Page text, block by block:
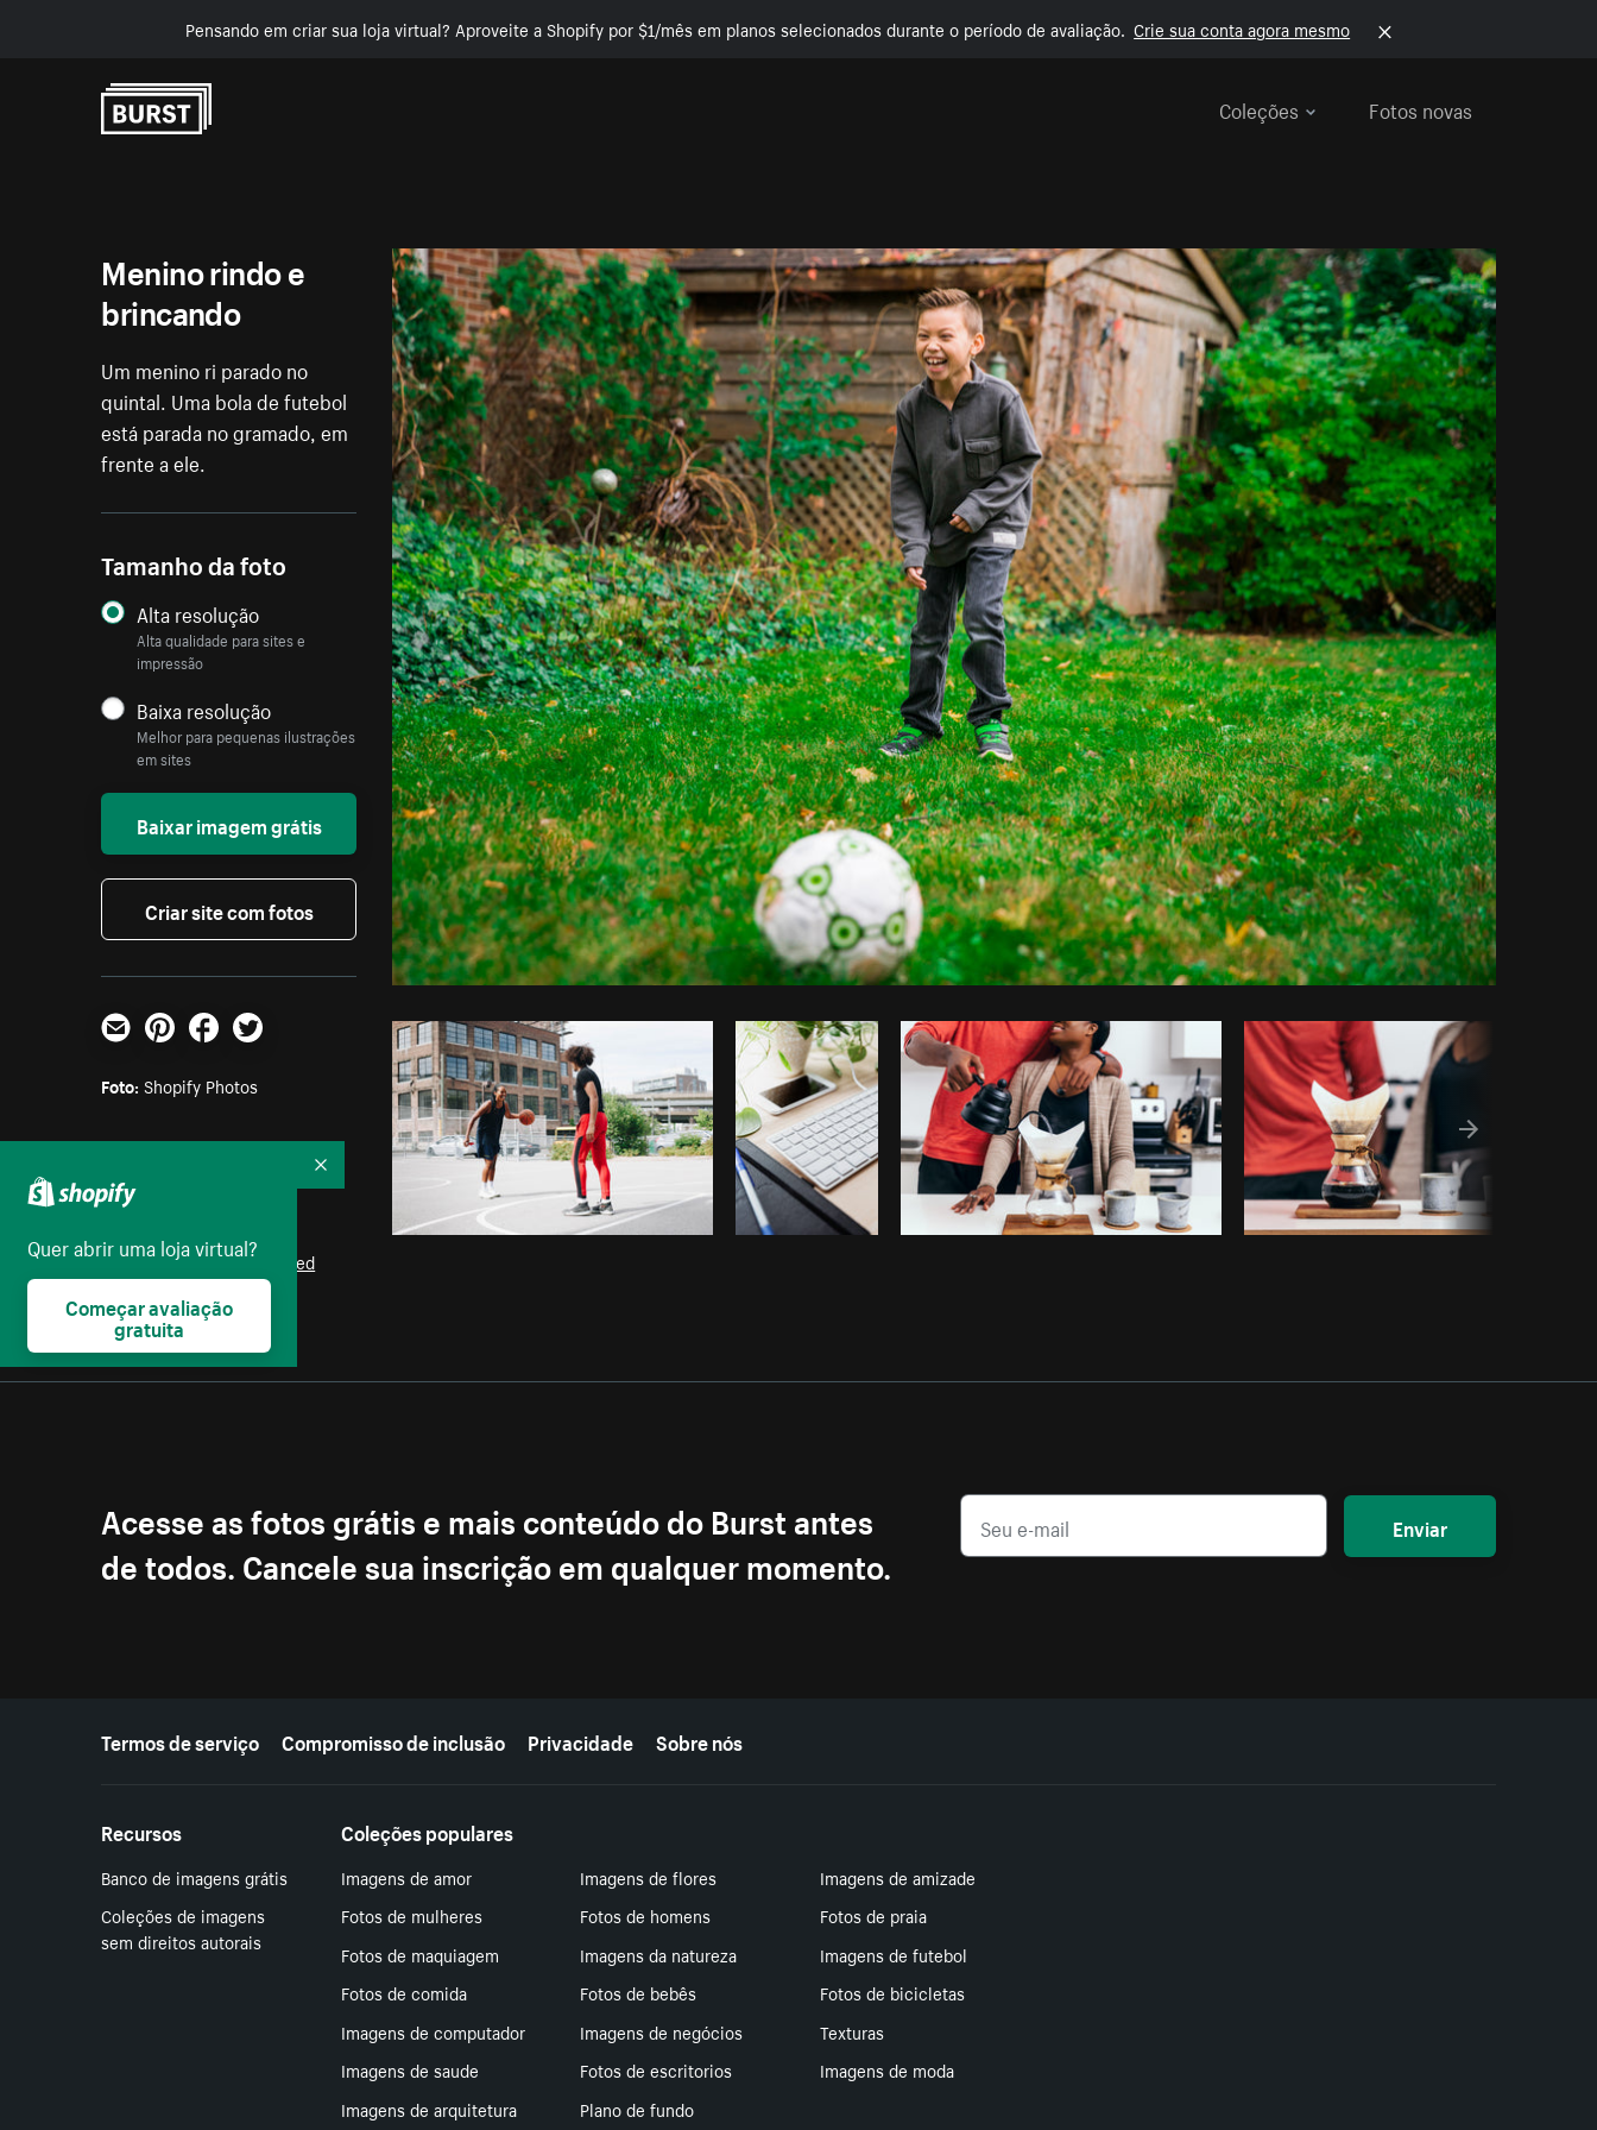
Pensando em criar sua loja virtual? Aproveite a Shopify por $1/mês em planos selecionados durante o período de avaliação. Crie sua conta agora mesmo
Coleções
Fotos novas
Foto da Shopify Photos doBurst Copiar código
Menino rindo e
brincando
Um menino ri parado no
quintal. Uma bola de futebol
está parada no gramado, em
frente a ele.
Tamanho da foto
Alta resolução
Alta qualidade para sites e
impressão
Baixa resolução
Melhor para pequenas ilustrações
em sites
Baixar imagem grátis
Criar site com fotos
E-mailPinterestFacebookTwitter
Foto: Shopify Photos
Parte das coleções:
Licença:
Burst Some Rights Reserved
Acesse as fotos grátis e mais conteúdo do Burst antes
de todos. Cancele sua inscrição em qualquer momento.
Enviar
Mais recursos
Termos de serviço Compromisso de inclusão Privacidade Sobre nós
Recursos
Banco de imagens grátis
Coleções de imagens
sem direitos autorais
Coleções populares
Imagens de amor Imagens de flores
Imagens de amizade
Fotos de mulheres
Fotos de homens
Fotos de praia
Fotos de maquiagem
Imagens da natureza
Imagens de futebol
Fotos de comida
Fotos de bebês
Fotos de bicicletas
Imagens de computador
Imagens de negócios
Texturas
Imagens de saude
Fotos de escritorios
Imagens de moda
Imagens de arquitetura
Plano de fundo
Quer abrir uma loja virtual?
Começar avaliação
gratuita
Recolher